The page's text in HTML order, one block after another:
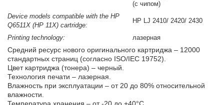
(с чипом)
Device models compatible with the HP
Q6511X (HP 11X) cartridge:
HP LJ 2410/ 2420/ 2430
Printing technology:
лазерная
Средний ресурс нового оригинального картриджа – 12000
стандартных страниц (согласно ISO/IEC 19752).
Цвет картриджа (тонера) – черный.
Технология печати – лазерная.
Влажность при эксплуатации – от 20 до 80% относительной
влажности.